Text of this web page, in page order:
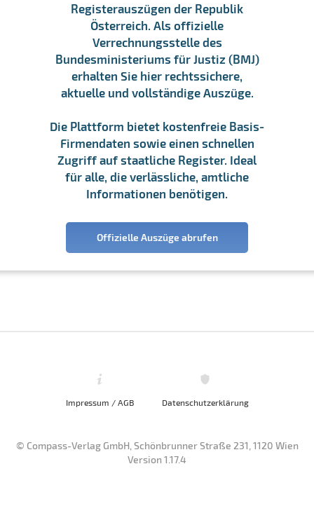
Registerauszügen der Republik
Österreich. Als offizielle
Verrechnungsstelle des
Bundesministeriums für Justiz (BMJ)
erhalten Sie hier rechtssichere,
aktuelle und vollständige Auszüge.
Die Plattform bietet kostenfreie Basis-
Firmendaten sowie einen schnellen
Zugriff auf staatliche Register. Ideal
für alle, die verlässliche, amtliche
Informationen benötigen.
Offizielle Auszüge abrufen
Impressum / AGB Datenschutzerklärung
© Compass-Verlag GmbH, Schönbrunner Straße 231, 1120 Wien
Version 1.17.4